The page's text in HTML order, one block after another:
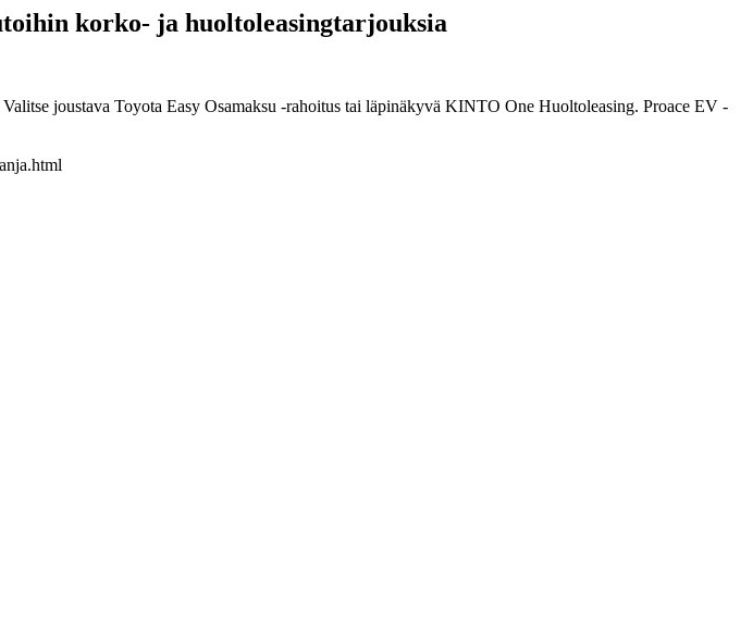
korko- ja huoltoleasingtarjouksia
joustava Toyota Easy Osamaksu -rahoitus tai läpinäkyvä KINTO One Huoltoleasing. Proace EV -